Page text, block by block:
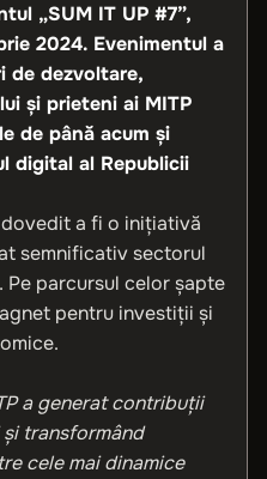
„SUM IT UP #7”,
2024. Evenimentul a
de dezvoltare,
și prieteni ai MITP
de până acum și
digital al Republicii
a fi o inițiativă
semnificativ sectorul
Pe parcursul celor șapte
pentru investiții și
a generat contribuții
transformând
cele mai dinamice